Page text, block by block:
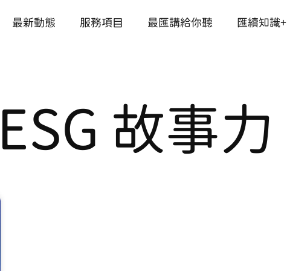
最新動態 服務項目 最匯講給你聽 匯續知識+
故事力